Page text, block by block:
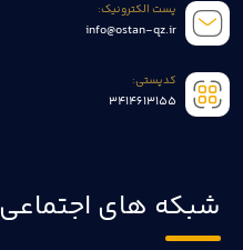
پست الکترونیک:
info@ostan-qz.ir
کدپستی:
3414613155
شبکه های اجتماعی